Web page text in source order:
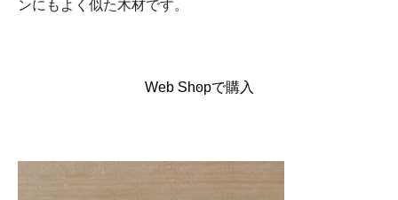
ンにもよく似た木材です。
Web Shopで購入